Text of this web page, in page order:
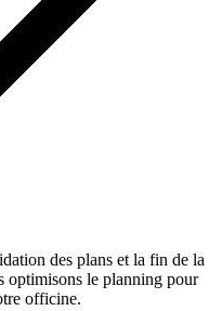
des plans et la fin de la
optimisons le planning pour
officine.